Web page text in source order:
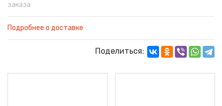
заказа
Подробнее о доставке
Поделиться: